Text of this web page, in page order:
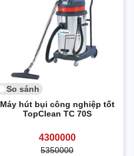
So sánh
Máy hút bụi công nghiệp tốt
TopClean TC 70S
4300000
5350000